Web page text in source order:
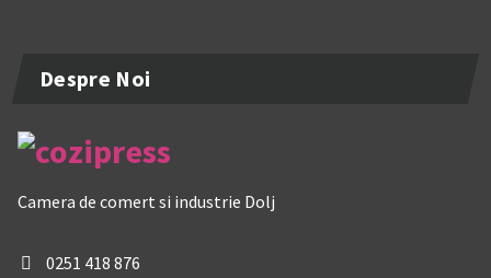
Despre Noi
Camera de comert si industrie Dolj
0251 418 876